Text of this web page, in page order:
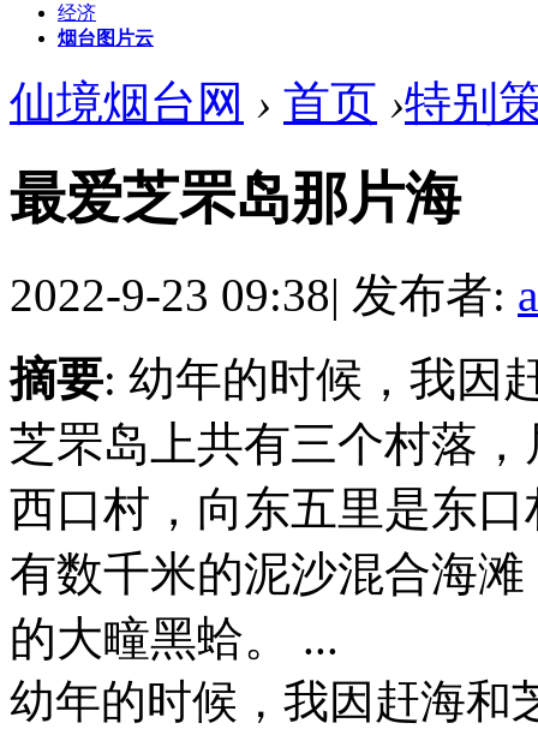
经济
烟台图片云
仙境烟台网 › 首页 ›特别
最爱芝罘岛那片海
2022-9-23 09:38| 发布者:
摘要: 幼年的时候，我因
芝罘岛上共有三个村落
西口村，向东五里是东
有数千米的泥沙混合海
的大疃黑蛤。 ...
幼年的时候，我因赶海和